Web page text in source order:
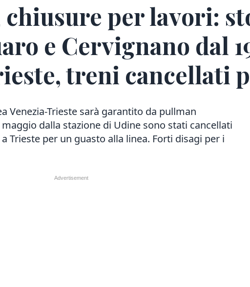
chiusure per lavori:
e Cervignano dal
treni cancellati
Venezia-Trieste sarà garantito da pullman
dalla stazione di Udine sono stati cancellati
Trieste per un guasto alla linea. Forti disagi per i